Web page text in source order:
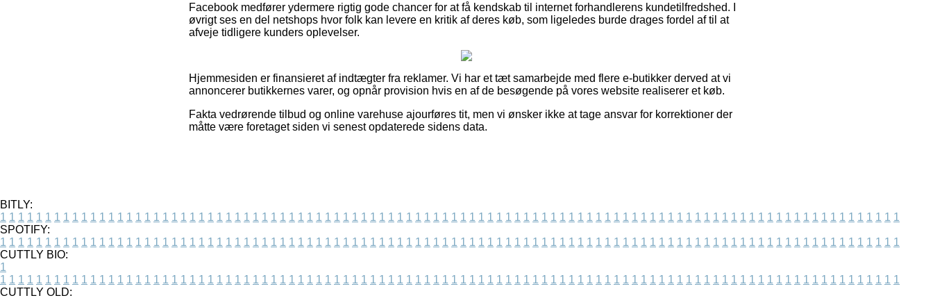
Facebook medfører ydermere rigtig gode chancer for at få kendskab til internet forhandlerens kundetilfredshed. I
øvrigt ses en del netshops hvor folk kan levere en kritik af deres køb, som ligeledes burde drages fordel af til at
afveje tidligere kunders oplevelser.
Hjemmesiden er finansieret af indtægter fra reklamer. Vi har et tæt samarbejde med flere e-butikker derved at vi
annoncerer butikkernes varer, og opnår provision hvis en af de besøgende på vores website realiserer et køb.
Fakta vedrørende tilbud og online varehuse ajourføres tit, men vi ønsker ikke at tage ansvar for korrektioner der
måtte være foretaget siden vi senest opdaterede sidens data.
BITLY:
1 1 1 1 1 1 1 1 1 1 1 1 1 1 1 1 1 1 1 1 1 1 1 1 1 1 1 1 1 1 1 1 1 1 1 1 1 1 1 1 1 1 1 1 1 1 1 1 1 1 1 1 1 1 1 1 1 1 1 1 1 1 1 1 1 1 1 1 1 1 1 1 1 1 1 1 1 1 1 1 1 1 1 1 1 1 1 1 1 1 1 1 1 1 1 1 1 1 1 1
SPOTIFY:
1 1 1 1 1 1 1 1 1 1 1 1 1 1 1 1 1 1 1 1 1 1 1 1 1 1 1 1 1 1 1 1 1 1 1 1 1 1 1 1 1 1 1 1 1 1 1 1 1 1 1 1 1 1 1 1 1 1 1 1 1 1 1 1 1 1 1 1 1 1 1 1 1 1 1 1 1 1 1 1 1 1 1 1 1 1 1 1 1 1 1 1 1 1 1 1 1 1 1 1
CUTTLY BIO:
1
1 1 1 1 1 1 1 1 1 1 1 1 1 1 1 1 1 1 1 1 1 1 1 1 1 1 1 1 1 1 1 1 1 1 1 1 1 1 1 1 1 1 1 1 1 1 1 1 1 1 1 1 1 1 1 1 1 1 1 1 1 1 1 1 1 1 1 1 1 1 1 1 1 1 1 1 1 1 1 1 1 1 1 1 1 1 1 1 1 1 1 1 1 1 1 1 1 1 1 1
CUTTLY OLD: